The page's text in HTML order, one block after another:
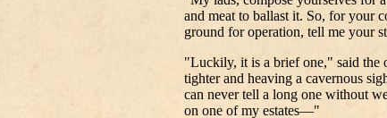
and meat to ballast it. So, for your
ground for operation, tell me your
"Luckily, it is a brief one," said the
tighter and heaving a cavernous
can never tell a long one without
on one of my estates—"